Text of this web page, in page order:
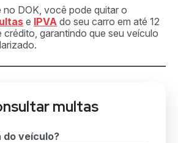
no DOK, você pode quitar o
e IPVA do seu carro em até 12
garantindo que seu veículo
multas
do veículo?